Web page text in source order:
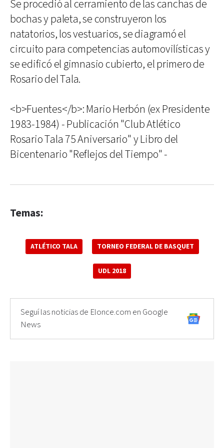
Se procedió al cerramiento de las canchas de
bochas y paleta, se construyeron los
natatorios, los vestuarios, se diagramó el
circuito para competencias automovilísticas y
se edificó el gimnasio cubierto, el primero de
Rosario del Tala.
<b>Fuentes</b>: Mario Herbón (ex Presidente
1983-1984) - Publicación "Club Atlético
Rosario Tala 75 Aniversario" y Libro del
Bicentenario "Reflejos del Tiempo" -
Temas:
ATLÉTICO TALA TORNEO FEDERAL DE BASQUET
UDL 2018
Seguí las noticias de Elonce.com en Google
News